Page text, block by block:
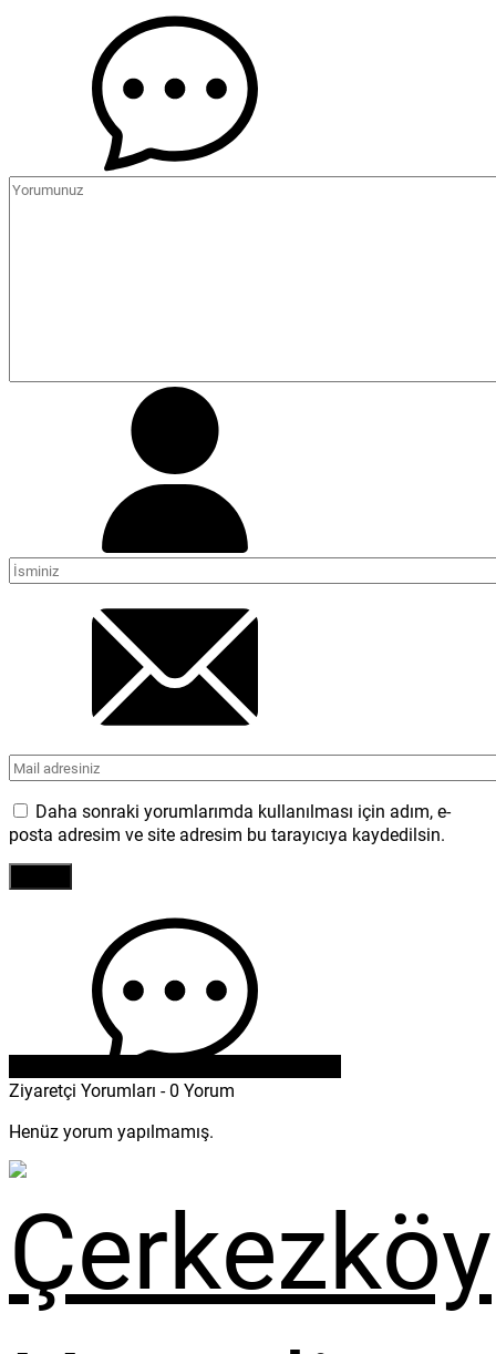
Daha sonraki yorumlarımda kullanılması için adım, e-
posta adresim ve site adresim bu tarayıcıya kaydedilsin.
Ziyaretçi Yorumları - 0 Yorum
Henüz yorum yapılmamış.